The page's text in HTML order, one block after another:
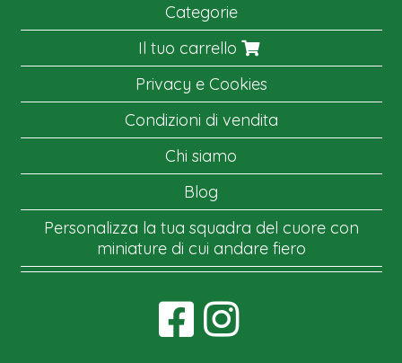
Categorie
Il tuo carrello
Privacy e Cookies
Condizioni di vendita
Chi siamo
Blog
Personalizza la tua squadra del cuore con
miniature di cui andare fiero